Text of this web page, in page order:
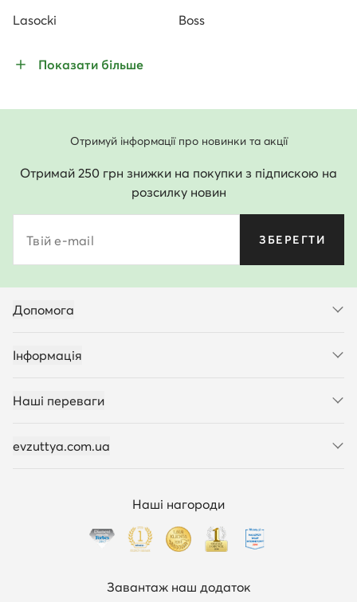
Lasocki
Boss
Показати більше
Отримуй інформації про новинки та акції
Отримай 250 грн знижки на покупки з підпискою на
розсилку новин
Твій e-mail ЗБЕРЕГТИ
Допомога
Інформація
Наші переваги
evzuttya.com.ua
Наші нагороди
Завантаж наш додаток